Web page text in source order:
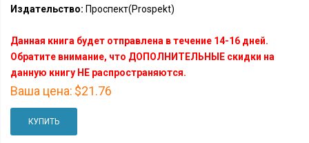
Издательство: Проспект(Prospekt)
Данная книга будет отправлена в течение 14-16 дней.
Обратите внимание, что ДОПОЛНИТЕЛЬНЫЕ скидки на
данную книгу НЕ распространяются.
Ваша цена: $21.76
КУПИТЬ